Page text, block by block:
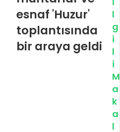
esnaf 'Huzur'
toplantısında
bir araya geldi
l
g
i
l
i
M
a
k
a
l